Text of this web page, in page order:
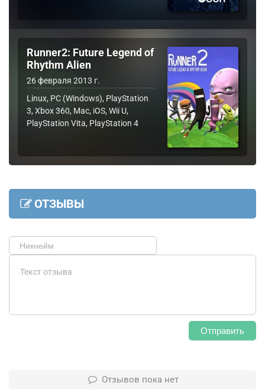
Runner2: Future Legend of
Rhythm Alien
26 февраля 2013 г.
Linux, PC (Windows), PlayStation
3, Xbox 360, Mac, iOS, Wii U,
PlayStation Vita, PlayStation 4
ОТЗЫВЫ
Отправить
Отзывов пока нет